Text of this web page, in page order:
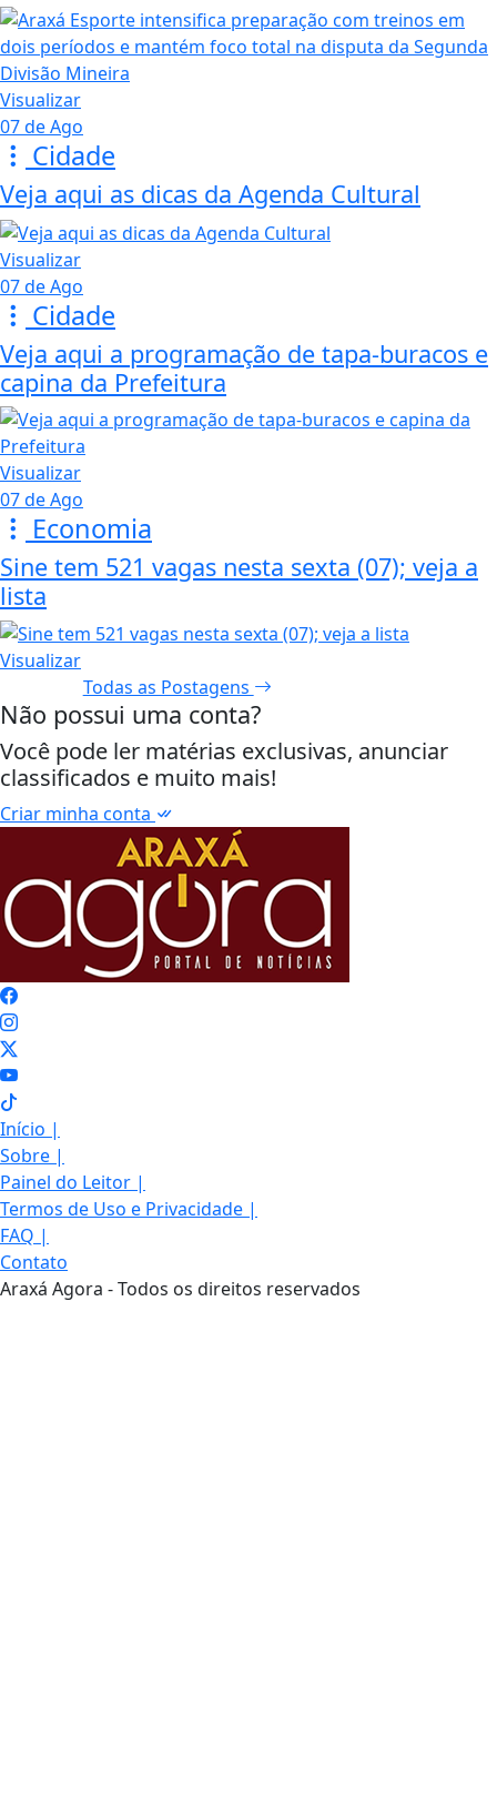
Visualizar
07 de Ago
Cidade
Veja aqui as dicas da Agenda Cultural
Visualizar
07 de Ago
Cidade
Veja aqui a programação de tapa-buracos e
capina da Prefeitura
Visualizar
07 de Ago
Economia
Sine tem 521 vagas nesta sexta (07); veja a
lista
Visualizar
Todas as Postagens
Não possui uma conta?
Você pode ler matérias exclusivas, anunciar
classificados e muito mais!
Criar minha conta
Início |
Sobre |
Painel do Leitor |
Termos de Uso e Privacidade |
FAQ |
Contato
Araxá Agora - Todos os direitos reservados